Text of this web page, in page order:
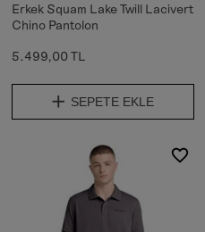
Erkek Squam Lake Twill Lacivert
Chino Pantolon
5.499,00 TL
SEPETE EKLE